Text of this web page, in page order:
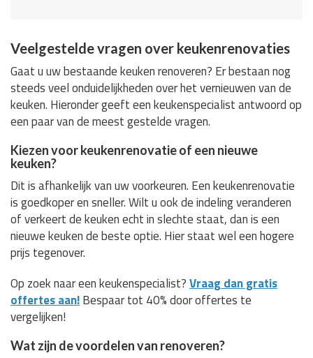
Veelgestelde vragen over keukenrenovaties
Gaat u uw bestaande keuken renoveren? Er bestaan nog
steeds veel onduidelijkheden over het vernieuwen van de
keuken. Hieronder geeft een keukenspecialist antwoord op
een paar van de meest gestelde vragen.
Kiezen voor keukenrenovatie of een nieuwe
keuken?
Dit is afhankelijk van uw voorkeuren. Een keukenrenovatie
is goedkoper en sneller. Wilt u ook de indeling veranderen
of verkeert de keuken echt in slechte staat, dan is een
nieuwe keuken de beste optie. Hier staat wel een hogere
prijs tegenover.
Op zoek naar een keukenspecialist?Vraag dan gratis
offertes aan!Bespaar tot 40% door offertes te
vergelijken!
Wat zijn de voordelen van renoveren?